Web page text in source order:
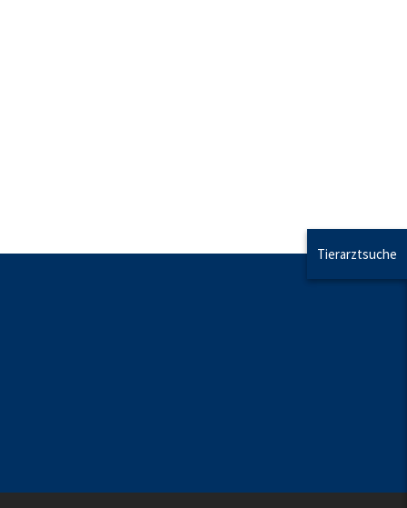
Tierarztsuche